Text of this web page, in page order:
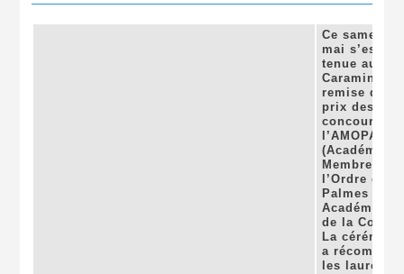
Ce samedi
mai s’est
tenue au
Caraminot la
remise des
prix des
concours de
l’AMOPA
(Académie
Membres de
l’Ordre des
Palmes
de la
La
a
les lauréats